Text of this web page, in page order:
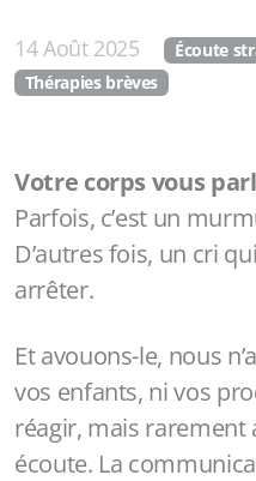
14 Août 2025 Écoute
Thérapies brèves
Votre corps vous
Parfois, c’est un
D’autres fois, un cri
arrêter.
Et avouons-le, nous
vos enfants, ni vos
réagir, mais rarement
écoute. La